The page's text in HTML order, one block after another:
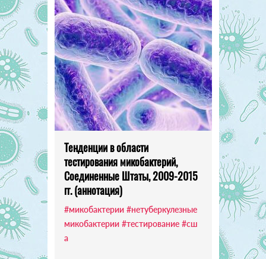
Тенденции в области
тестирования микобактерий,
Соединенные Штаты, 2009-2015
гг. (аннотация)
#микобактерии #нетуберкулезные
микобактерии #тестирование #сш
а